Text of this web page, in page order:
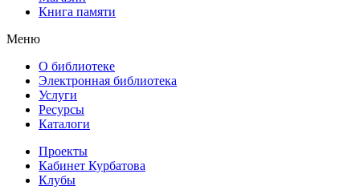
Книга памяти
Меню
О библиотеке
Электронная библиотека
Услуги
Ресурсы
Каталоги
Проекты
Кабинет Курбатова
Клубы